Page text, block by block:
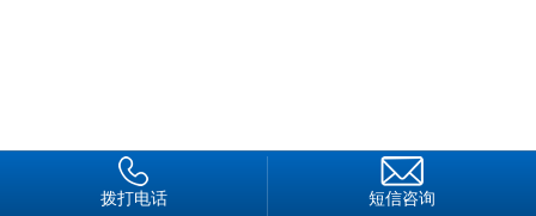
拨打电话 短信咨询